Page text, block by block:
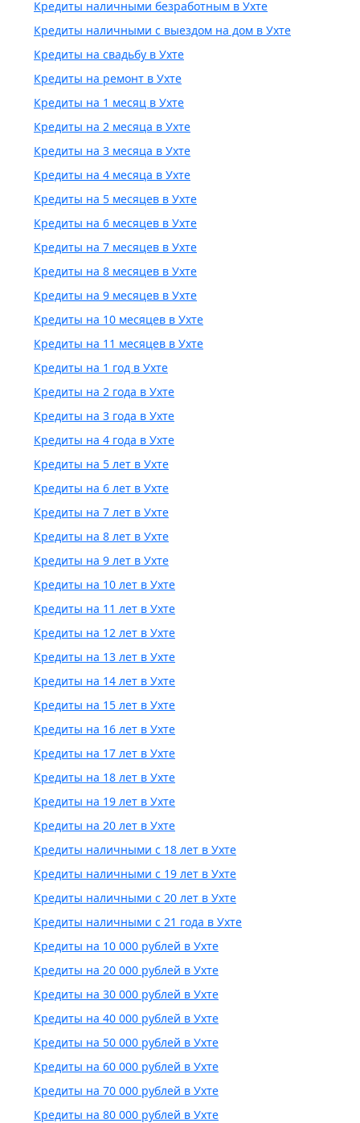
Кредиты наличными безработным в Ухте
Кредиты наличными с выездом на дом в Ухте
Кредиты на свадьбу в Ухте
Кредиты на ремонт в Ухте
Кредиты на 1 месяц в Ухте
Кредиты на 2 месяца в Ухте
Кредиты на 3 месяца в Ухте
Кредиты на 4 месяца в Ухте
Кредиты на 5 месяцев в Ухте
Кредиты на 6 месяцев в Ухте
Кредиты на 7 месяцев в Ухте
Кредиты на 8 месяцев в Ухте
Кредиты на 9 месяцев в Ухте
Кредиты на 10 месяцев в Ухте
Кредиты на 11 месяцев в Ухте
Кредиты на 1 год в Ухте
Кредиты на 2 года в Ухте
Кредиты на 3 года в Ухте
Кредиты на 4 года в Ухте
Кредиты на 5 лет в Ухте
Кредиты на 6 лет в Ухте
Кредиты на 7 лет в Ухте
Кредиты на 8 лет в Ухте
Кредиты на 9 лет в Ухте
Кредиты на 10 лет в Ухте
Кредиты на 11 лет в Ухте
Кредиты на 12 лет в Ухте
Кредиты на 13 лет в Ухте
Кредиты на 14 лет в Ухте
Кредиты на 15 лет в Ухте
Кредиты на 16 лет в Ухте
Кредиты на 17 лет в Ухте
Кредиты на 18 лет в Ухте
Кредиты на 19 лет в Ухте
Кредиты на 20 лет в Ухте
Кредиты наличными с 18 лет в Ухте
Кредиты наличными с 19 лет в Ухте
Кредиты наличными с 20 лет в Ухте
Кредиты наличными с 21 года в Ухте
Кредиты на 10 000 рублей в Ухте
Кредиты на 20 000 рублей в Ухте
Кредиты на 30 000 рублей в Ухте
Кредиты на 40 000 рублей в Ухте
Кредиты на 50 000 рублей в Ухте
Кредиты на 60 000 рублей в Ухте
Кредиты на 70 000 рублей в Ухте
Кредиты на 80 000 рублей в Ухте